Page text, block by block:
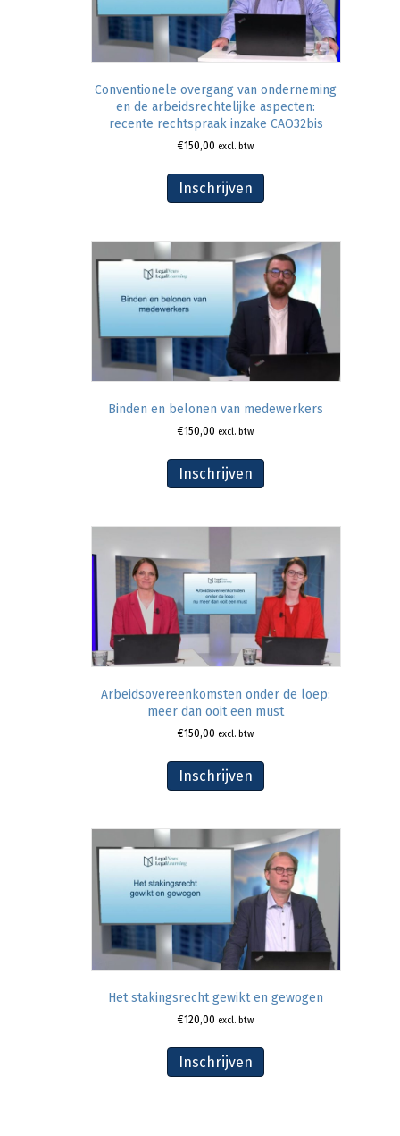
Conventionele overgang van onderneming
en de arbeidsrechtelijke aspecten:
recente rechtspraak inzake CAO32bis
€150,00 excl. btw
Inschrijven
Binden en belonen van medewerkers
€150,00 excl. btw
Inschrijven
Arbeidsovereenkomsten onder de loep:
meer dan ooit een must
€150,00 excl. btw
Inschrijven
Het stakingsrecht gewikt en gewogen
€120,00 excl. btw
Inschrijven